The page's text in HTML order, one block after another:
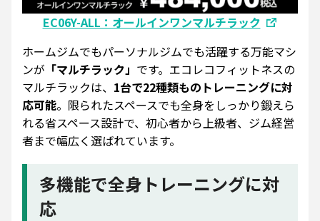
EC06Y-ALL：オールインワンマルチラック
ホームジムでもパーソナルジムでも活躍する万能マシ
ンが 「マルチラック」 です。エコレコフィットネスの
マルチラックは、 1台で22種類ものトレーニングに対
応可能。限られたスペースでも全身をしっかり鍛えら
れる省スペース設計で、初心者から上級者、ジム経営
者まで幅広く選ばれています。
多機能で全身トレーニングに対
応